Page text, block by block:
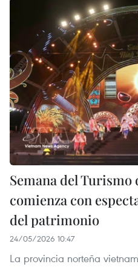
Semana del
comienza con
del patrimonio
24/05/2026 10:47
La provincia norteña